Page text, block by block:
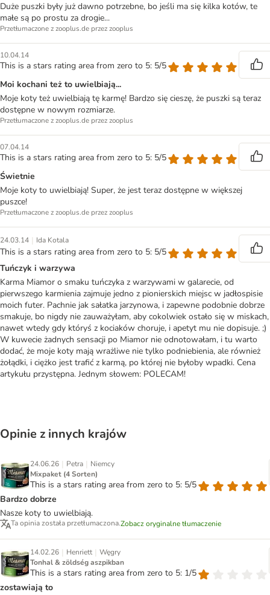
Duże puszki były już dawno potrzebne, bo jeśli ma się kilka kotów, te
małe są po prostu za drogie...
Przetłumaczone z zooplus.de przez zooplus
10.04.14
This is a stars rating area from zero to 5: 5/5
Moi kochani też to uwielbiają...
Moje koty też uwielbiają tę karmę! Bardzo się cieszę, że puszki są teraz
dostępne w nowym rozmiarze.
Przetłumaczone z zooplus.de przez zooplus
07.04.14
This is a stars rating area from zero to 5: 5/5
Świetnie
Moje koty to uwielbiają! Super, że jest teraz dostępne w większej
puszce!
Przetłumaczone z zooplus.de przez zooplus
24.03.14 | Ida Kotala
This is a stars rating area from zero to 5: 5/5
Tuńczyk i warzywa
Karma Miamor o smaku tuńczyka z warzywami w galarecie, od
pierwszego karmienia zajmuje jedno z pionierskich miejsc w jadłospisie
moich futer. Pachnie jak sałatka jarzynowa, i zapewne podobnie dobrze
smakuje, bo nigdy nie zauważyłam, aby cokolwiek ostało się w miskach,
nawet wtedy gdy któryś z kociaków choruje, i apetyt mu nie dopisuje. ;)
W kuwecie żadnych sensacji po Miamor nie odnotowałam, i tu warto
dodać, że moje koty mają wrażliwe nie tylko podniebienia, ale również
żołądki, i ciężko jest trafić z karmą, po której nie byłoby wpadki. Cena
artykułu przystępna. Jednym słowem: POLECAM!
Opinie z innych krajów
24.06.26 | Petra | Niemcy
Mixpaket (4 Sorten)
This is a stars rating area from zero to 5: 5/5
Bardzo dobrze
Nasze koty to uwielbiają.
Ta opinia została przetłumaczona.Zobacz oryginalne tłumaczenie
14.02.26 | Henriett | Węgry
Tonhal & zöldség aszpikban
This is a stars rating area from zero to 5: 1/5
zostawiają to